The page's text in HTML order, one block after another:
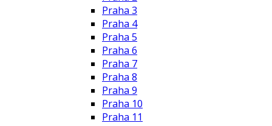
Praha 3
Praha 4
Praha 5
Praha 6
Praha 7
Praha 8
Praha 9
Praha 10
Praha 11